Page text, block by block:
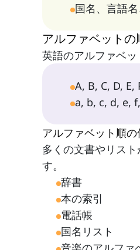
国名、言語
アルファベットの
英語のアルファベ
A, B, C, D, E,
a, b, c, d, e,
アルファベット順の
多くの文書やリス
す。
辞書
本の索引
電話帳
国名リスト